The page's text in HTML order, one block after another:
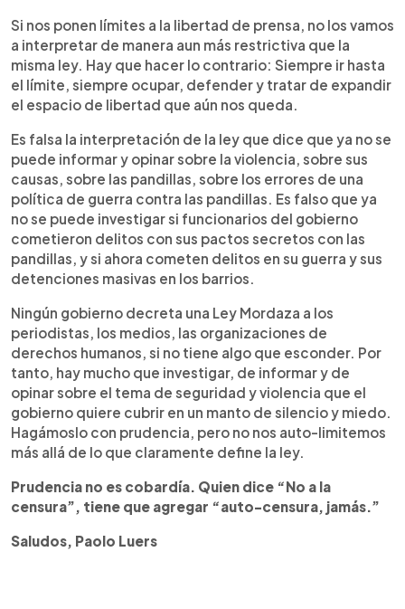
Si nos ponen límites a la libertad de prensa, no los vamos
a interpretar de manera aun más restrictiva que la
misma ley. Hay que hacer lo contrario: Siempre ir hasta
el límite, siempre ocupar, defender y tratar de expandir
el espacio de libertad que aún nos queda.
Es falsa la interpretación de la ley que dice que ya no se
puede informar y opinar sobre la violencia, sobre sus
causas, sobre las pandillas, sobre los errores de una
política de guerra contra las pandillas. Es falso que ya
no se puede investigar si funcionarios del gobierno
cometieron delitos con sus pactos secretos con las
pandillas, y si ahora cometen delitos en su guerra y sus
detenciones masivas en los barrios.
Ningún gobierno decreta una Ley Mordaza a los
periodistas, los medios, las organizaciones de
derechos humanos, si no tiene algo que esconder. Por
tanto, hay mucho que investigar, de informar y de
opinar sobre el tema de seguridad y violencia que el
gobierno quiere cubrir en un manto de silencio y miedo.
Hagámoslo con prudencia, pero no nos auto-limitemos
más allá de lo que claramente define la ley.
Prudencia no es cobardía. Quien dice “No a la
censura”, tiene que agregar “auto-censura, jamás.”
Saludos, Paolo Luers